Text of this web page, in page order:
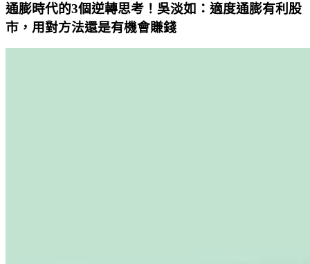
通膨時代的3個逆轉思考！吳淡如：適度通膨有利股
市，用對方法還是有機會賺錢